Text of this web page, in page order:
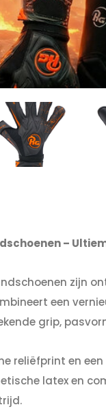
–
zijn
een
grip,
reliëfprint en
latex en